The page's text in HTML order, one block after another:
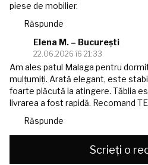
piese de mobilier.
Răspunde
Elena M. – București
22.06.2026 î6 21:33
Am ales patul Malaga pentru
mulțumiți. Arată elegant, este
foarte plăcută la atingere. Tăblia
livrarea a fost rapidă. Recomand
Răspunde
Scrieți o